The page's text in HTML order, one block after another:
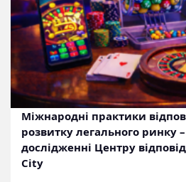
Міжнародні практики
розвитку легального ринку
дослідженні Центру
City